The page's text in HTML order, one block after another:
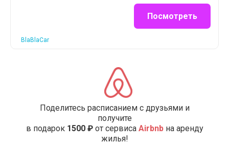
Посмотреть
BlaBlaCar
Поделитесь расписанием с друзьями и
получите
в подарок 1500 ₽от сервиса Airbnbна аренду
жилья!